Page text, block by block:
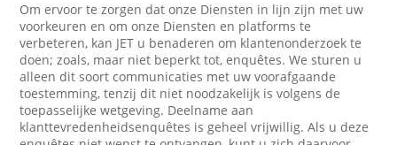
Om ervoor te zorgen dat onze Diensten in lijn zijn met uw
voorkeuren en om onze Diensten en platforms te
verbeteren, kan JET u benaderen om klantenonderzoek te
doen; zoals, maar niet beperkt tot, enquêtes. We sturen u
alleen dit soort communicaties met uw voorafgaande
toestemming, tenzij dit niet noodzakelijk is volgens de
toepasselijke wetgeving. Deelname aan
klanttevredenheidsenquêtes is geheel vrijwillig. Als u deze